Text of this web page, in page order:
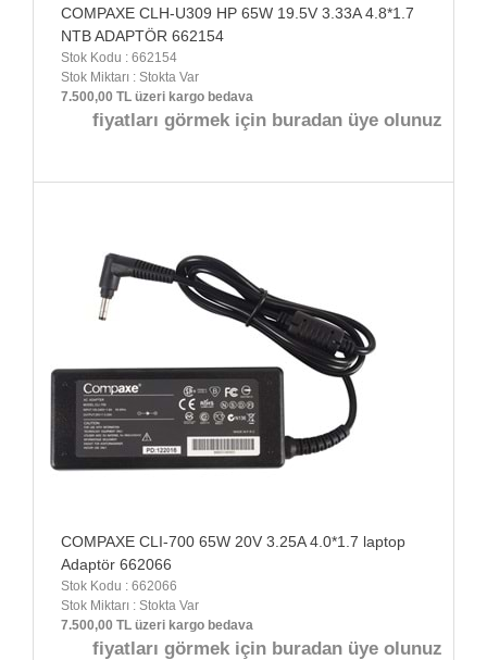
COMPAXE CLH-U309 HP 65W 19.5V 3.33A 4.8*1.7
NTB ADAPTÖR 662154
Stok Kodu : 662154
Stok Miktarı : Stokta Var
7.500,00 TL üzeri kargo bedava
fiyatları görmek için buradan üye olunuz
COMPAXE CLI-700 65W 20V 3.25A 4.0*1.7 laptop
Adaptör 662066
Stok Kodu : 662066
Stok Miktarı : Stokta Var
7.500,00 TL üzeri kargo bedava
fiyatları görmek için buradan üye olunuz